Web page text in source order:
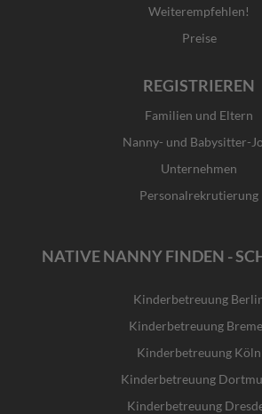
Weiterempfehlen!
Preise
REGISTRIEREN
Familien und Eltern
Nanny- und Babysitter-
Unternehmen
Personalrekrutierung
NATIVE NANNY FINDEN -
Kinderbetreuung
Kinderbetreuung
Kinderbetreuung Köln
Kinderbetreuung
Kinderbetreuung